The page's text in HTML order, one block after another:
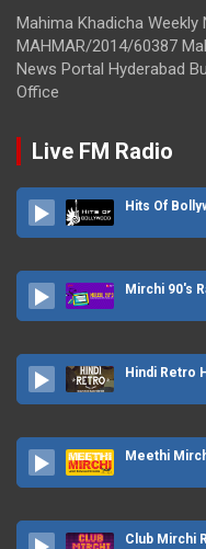
Mahima Khadicha Weekly
MAHMAR/2014/60387
News Portal Hyderabad
Office
Live FM Radio
Hits Of
Mirchi 90's
Hindi Retro
Meethi
Club Mirchi